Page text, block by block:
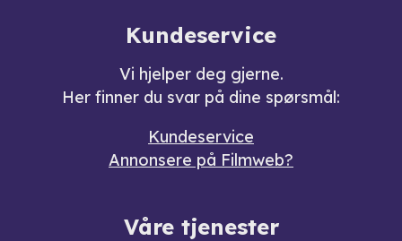
Kundeservice
Vi hjelper deg gjerne.
Her finner du svar på dine spørsmål:
Kundeservice
Annonsere på Filmweb?
Våre tjenester